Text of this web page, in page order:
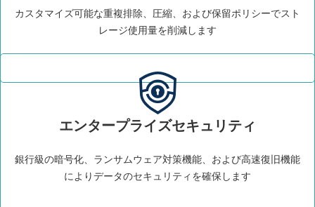
カスタマイズ可能な重複排除、圧縮、および保留ポリシーでスト
レージ使用量を削減します
エンタープライズセキュリティ
銀行級の暗号化、ランサムウェア対策機能、および高速復旧機能
によりデータのセキュリティを確保します